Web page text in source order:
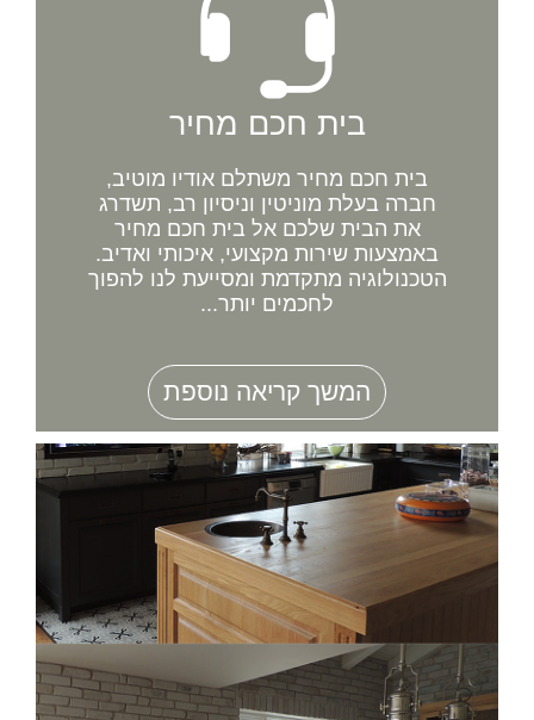
בית חכם מחיר
בית חכם מחיר משתלם אודיו מוטיב,
חברה בעלת מוניטין וניסיון רב, תשדרג
את הבית שלכם אל בית חכם מחיר
באמצעות שירות מקצועי, איכותי ואדיב.
הטכנולוגיה מתקדמת ומסייעת לנו להפוך
לחכמים יותר...
המשך קריאה נוספת